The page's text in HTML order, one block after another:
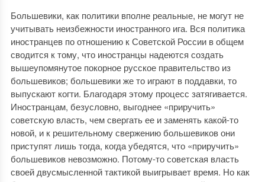
Большевики, как политики вполне реальные, не могут не
учитывать неизбежности иностранного ига. Вся политика
иностранцев по отношению к Советской России в общем
сводится к тому, что иностранцы надеются создать
вышеупомянутое покорное русское правительство из
большевиков; большевики же то играют в поддавки, то
выпускают когти. Благодаря этому процесс затягивается.
Иностранцам, безусловно, выгоднее «приручить»
советскую власть, чем свергать ее и заменять какой-то
новой, и к решительному свержению большевиков они
приступят лишь тогда, когда убедятся, что «приручить»
большевиков невозможно. Потому-то советская власть
своей двусмысленной тактикой выигрывает время. Но как